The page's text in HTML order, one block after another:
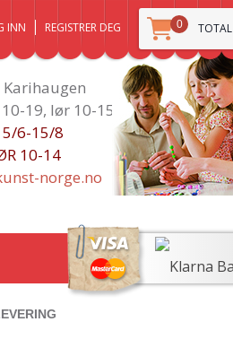
0
INN REGISTRER DEG
Karihaugen
19, lør 10-15
6-15/8
10-14
norge.no